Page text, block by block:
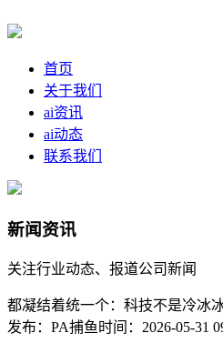
首页
关于我们
ai资讯
ai动态
联系我们
新闻资讯
关注行业动态、报道公司新闻
都凝结着统一个：科技不是冷冰
发布：PA捕鱼时间：2026-05-31